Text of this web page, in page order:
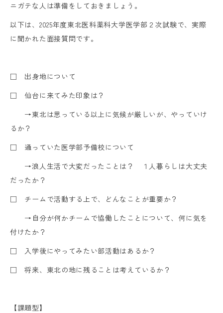
ニガテな人は準備をしておきましょう。
以下は、2025年度東北医科薬科大学医学部２次試験で、実際
に聞かれた面接質問です。
□ 出身地について
□ 仙台に来てみた印象は？
→東北は思っている以上に気候が厳しいが、やっていけ
るか？
□ 通っていた医学部予備校について
→浪人生活で大変だったことは？ １人暮らしは大丈夫
だったか？
□ チームで活動する上で、どんなことが重要か？
→自分が何かチームで協働したことについて、何に気を
付けたか？
□ 入学後にやってみたい部活動はあるか？
□ 将来、東北の地に残ることは考えているか？
【課題型】